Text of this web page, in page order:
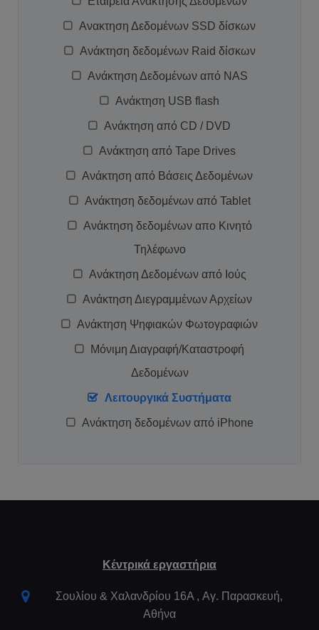
Ανακτηση Δεδομένων SSD δίσκων
Ανάκτηση δεδομένων Raid δίσκων
Ανάκτηση Δεδομένων από NAS
Ανάκτηση USB flash
Ανάκτηση από CD / DVD
Ανάκτηση από Tape Drives
Ανάκτηση από Βάσεις Δεδομένων
Ανάκτηση δεδομένων από Tablet
Ανάκτηση δεδομένων απο Κινητό
Τηλέφωνο
Ανάκτηση Δεδομένων από Ιούς
Ανάκτηση Διεγραμμένων Αρχείων
Ανάκτηση Ψηφιακών Φωτογραφιών
Μόνιμη Διαγραφή/Καταστροφή
Δεδομένων
Λειτουργικά Συστήματα
Ανάκτηση δεδομένων από iPhone
Κέντρικά εργαστήρια
Σουλίου & Χαλανδρίου 16Α , Aγ. Παρασκευή,
Αθήνα